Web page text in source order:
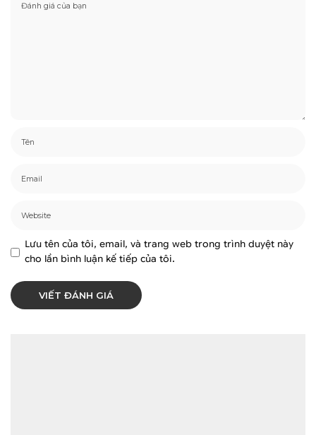
Lưu tên của tôi, email, và trang web trong trình duyệt này
cho lần bình luận kế tiếp của tôi.